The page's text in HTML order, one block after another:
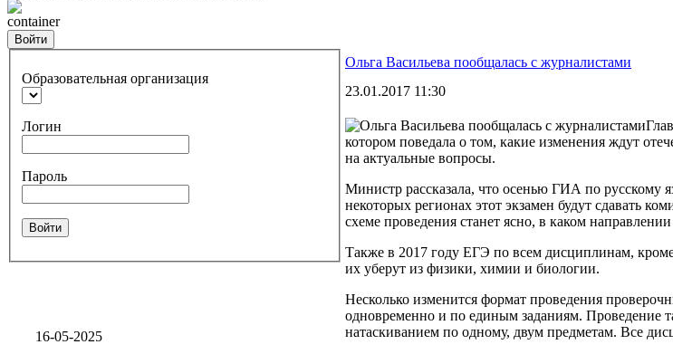
container
Войти
Образовательная организация
Логин
Пароль
Войти
16-05-2025
Ольга Васильева пообщалась с журналистами
23.01.2017 11:30
котором поведала о том, какие изменения ждут
на актуальные вопросы.
Министр рассказала, что осенью ГИА по русскому
некоторых регионах этот экзамен будут сдавать
схеме проведения станет ясно, в каком
Также в 2017 году ЕГЭ по всем дисциплинам,
их уберут из физики, химии и биологии.
Несколько изменится формат проведения
одновременно и по единым заданиям. Проведение
натаскиванием по одному, двум предметам. Все